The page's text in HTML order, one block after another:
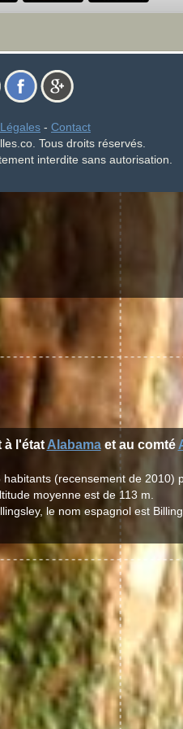
- Contact
Tous droits réservés.
interdite sans autorisation.
à l'état Alabamaet au comté
(recensement de 2010)
moyenne est de 113 m.
le nom espagnol est